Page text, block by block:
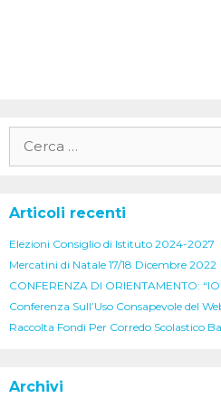
per:
Articoli recenti
Elezioni Consiglio di Istituto 2024-2027
Mercatini di Natale 17/18 Dicembre 2022
CONFERENZA DI ORIENTAMENTO:
Conferenza Sull’Uso Consapevole del
Raccolta Fondi Per Corredo Scolastico
Archivi